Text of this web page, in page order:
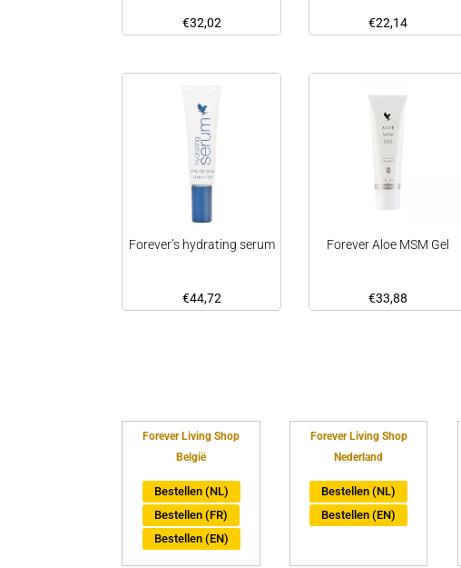
€32,02 €22,14
Forever’s hydrating serum
€44,72
Forever Aloe MSM Gel
€33,88
Forever Living Shop
België
Bestellen (NL)
Bestellen (FR)
Bestellen (EN)
Forever Living Shop
Nederland
Bestellen (NL)
Bestellen (EN)